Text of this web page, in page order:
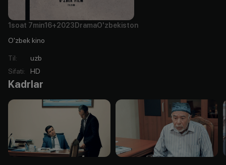
1soat 7min16+2023 DramaO'zbekiston
O'zbek kino
Til:
uzb
Sifati: HD
Kadrlar